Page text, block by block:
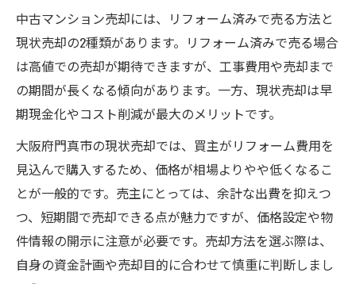
基本
現状売却で中古マンション売る価格設定の
コツ
中古マンション売る時の現状売却査定方法
現状売却で中古マンション売る相場動向分
析
中古マンション売る現状売却で相場を知る
方法
今知っておきたい中古マンション売却の基礎知
識
中古マンション売る現状売却の基本用語
中古マンション売却には、リフォーム済みで売る方法と
現状売却の2種類があります。リフォーム済みで売る場合
は高値での売却が期待できますが、工事費用や売却まで
の期間が長くなる傾向があります。一方、現状売却は早
期現金化やコスト削減が最大のメリットです。
大阪府門真市の現状売却では、買主がリフォーム費用を
見込んで購入するため、価格が相場よりやや低くなるこ
とが一般的です。売主にとっては、余計な出費を抑えつ
つ、短期間で売却できる点が魅力ですが、価格設定や物
件情報の開示に注意が必要です。売却方法を選ぶ際は、
自身の資金計画や売却目的に合わせて慎重に判断しまし